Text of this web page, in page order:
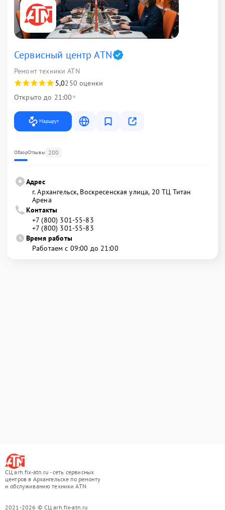
Сервисный центр ATN
Ремонт техники ATN
5,0250 оценки
Открыто до 21:00
Маршрут
ОбзорОтзывы 200
Адрес
г. Архангельск, Воскресенская улица, 20 ТЦ Титан
Арена
Контакты
+7 (800) 301-55-83
+7 (800) 301-55-83
Время работы
Работаем с 09:00 до 21:00
СЦ arh.fix-atn.ru - сеть сервисных
центров в Архангельске по ремонту
и обслуживанию техники ATN
2021-2026 © СЦ arh.fix-atn.ru